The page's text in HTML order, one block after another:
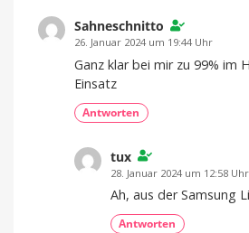
Sahneschnitto
26. Januar 2024 um 19:44 Uhr
Ganz klar bei mir zu 99% im
Einsatz
Antworten
tux
28. Januar 2024 um 12:58 Uhr
Ah, aus der Samsung
Antworten